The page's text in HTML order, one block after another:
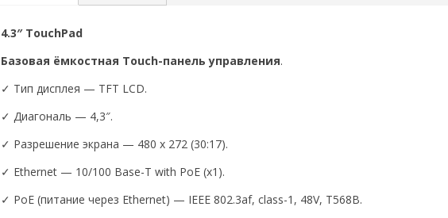
4.3″ TouchPad
Базовая ёмкостная Touch-панель управления.
✓ Тип дисплея — TFT LCD.
✓ Диагональ — 4,3″.
✓ Разрешение экрана — 480 х 272 (30:17).
✓ Ethernet — 10/100 Base-T with PoE (x1).
✓ PoE (питание через Ethernet) — IEEE 802.3af, class-1, 48V, T568B.